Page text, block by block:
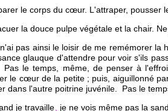
le corps du cœur. L'attraper, pousser
la douce pulpe végétale et la chair.
pas ainsi le loisir de me remémorer la
glauque d'attendre pour voir s'ils
Pas le temps, même, de penser à
le cœur de la petite ; puis, aiguillonné
dans l'autre poitrine juvénile.  Pas le
je travaille
je ne vois même pas la